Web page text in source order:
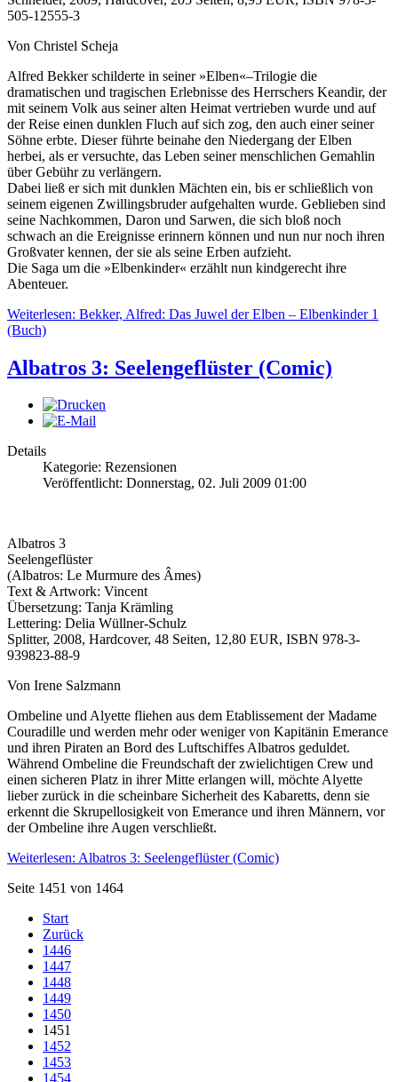
505-12555-3
Von Christel Scheja
Alfred Bekker schilderte in seiner »Elben«–Trilogie die
dramatischen und tragischen Erlebnisse des Herrschers Keandir, der
mit seinem Volk aus seiner alten Heimat vertrieben wurde und auf
der Reise einen dunklen Fluch auf sich zog, den auch einer seiner
Söhne erbte. Dieser führte beinahe den Niedergang der Elben
herbei, als er versuchte, das Leben seiner menschlichen Gemahlin
über Gebühr zu verlängern.
Dabei ließ er sich mit dunklen Mächten ein, bis er schließlich von
seinem eigenen Zwillingsbruder aufgehalten wurde. Geblieben sind
seine Nachkommen, Daron und Sarwen, die sich bloß noch
schwach an die Ereignisse erinnern können und nun nur noch ihren
Großvater kennen, der sie als seine Erben aufzieht.
Die Saga um die »Elbenkinder« erzählt nun kindgerecht ihre
Abenteuer.
Weiterlesen: Bekker, Alfred: Das Juwel der Elben – Elbenkinder 1
(Buch)
Albatros 3: Seelengeflüster (Comic)
Details
Kategorie: Rezensionen
Veröffentlicht: Donnerstag, 02. Juli 2009 01:00
Albatros 3
Seelengeflüster
(Albatros: Le Murmure des Âmes)
Text & Artwork: Vincent
Übersetzung: Tanja Krämling
Lettering: Delia Wüllner-Schulz
Splitter, 2008, Hardcover, 48 Seiten, 12,80 EUR, ISBN 978-3-
939823-88-9
Von Irene Salzmann
Ombeline und Alyette fliehen aus dem Etablissement der Madame
Couradille und werden mehr oder weniger von Kapitänin Emerance
und ihren Piraten an Bord des Luftschiffes Albatros geduldet.
Während Ombeline die Freundschaft der zwielichtigen Crew und
einen sicheren Platz in ihrer Mitte erlangen will, möchte Alyette
lieber zurück in die scheinbare Sicherheit des Kabaretts, denn sie
erkennt die Skrupellosigkeit von Emerance und ihren Männern, vor
der Ombeline ihre Augen verschließt.
Weiterlesen: Albatros 3: Seelengeflüster (Comic)
Seite 1451 von 1464
Start
Zurück
1446
1447
1448
1449
1450
1451
1452
1453
1454